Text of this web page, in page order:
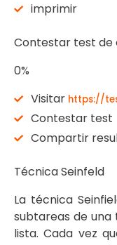
imprimir
Contestar test de
0%
Visitar https://
Contestar test
Compartir
Técnica Seinfeld
La técnica
subtareas de una
lista. Cada vez